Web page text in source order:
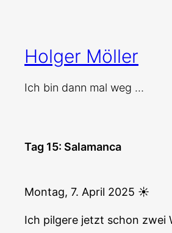
springenHolger Möller
Ich bin dann mal weg …
Tag 15: Salamanca
Montag, 7. April 2025 ☀️
Ich pilgere jetzt schon zwei